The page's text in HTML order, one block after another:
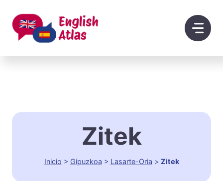
contenido
Zitek
Inicio > Gipuzkoa > Lasarte-Oria > Zitek